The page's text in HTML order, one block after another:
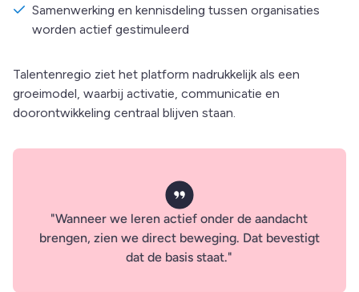
Samenwerking en kennisdeling tussen organisaties
worden actief gestimuleerd
Talentenregio ziet het platform nadrukkelijk als een
groeimodel, waarbij activatie, communicatie en
doorontwikkeling centraal blijven staan.
Wanneer we leren actief onder de aandacht
brengen, zien we direct beweging. Dat bevestigt
dat de basis staat.